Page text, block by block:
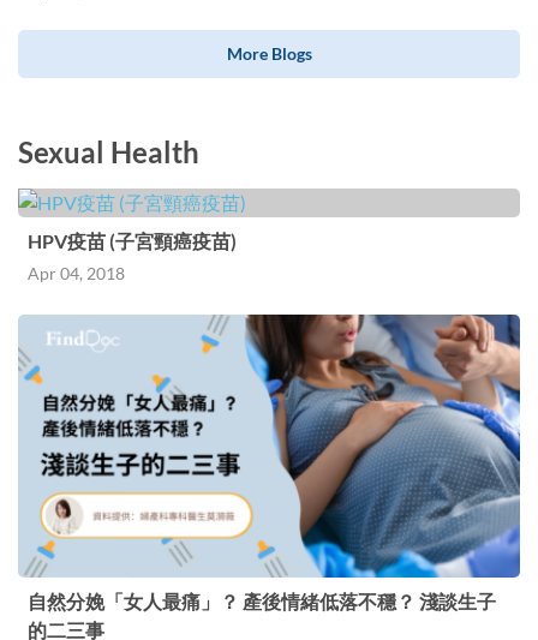
More Blogs
Sexual Health
HPV疫苗 (子宮頸癌疫苗)
Apr 04, 2018
自然分娩「女人最痛」？ 產後情緒低落不穩？ 淺談生子
的二三事